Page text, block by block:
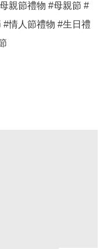
親節禮物 #母親節 #
情人節禮物 #生日禮